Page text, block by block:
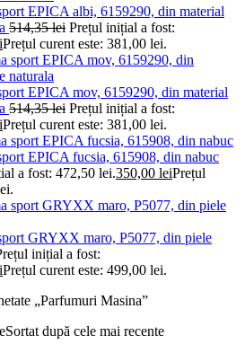
EPICA albi, 6159290, din material
514,35lei Prețul inițial a fost:
Prețul curent este: 381,00 lei.
EPICA mov, 6159290, din material
514,35lei Prețul inițial a fost:
Prețul curent este: 381,00 lei.
EPICA fucsia, 615908, din nabuc
a fost: 472,50 lei.350,00 leiPrețul
GRYXX maro, P5077, din piele
inițial a fost:
Prețul curent este: 499,00 lei.
„Parfumuri Masina”
Sortat după cele mai recente